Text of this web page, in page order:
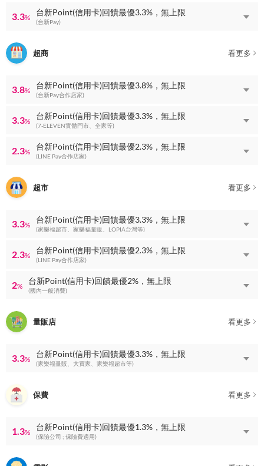
3.3%
台新Point(信用卡)回饋最優3.3%，無上限
(台新Pay)
超商 看更多
3.8%
台新Point(信用卡)回饋最優3.8%，無上限
(台新Pay合作店家)
3.3%
台新Point(信用卡)回饋最優3.3%，無上限
(7-ELEVEN實體門市、全家等)
2.3%
台新Point(信用卡)回饋最優2.3%，無上限
(LINE Pay合作店家)
超市 看更多
3.3%
台新Point(信用卡)回饋最優3.3%，無上限
(家樂福超市、家樂福量販、LOPIA台灣等)
2.3%
台新Point(信用卡)回饋最優2.3%，無上限
(LINE Pay合作店家)
2%
台新Point(信用卡)回饋最優2%，無上限
(國內一般消費)
量販店 看更多
3.3%
台新Point(信用卡)回饋最優3.3%，無上限
(家樂福量販、大買家、家樂福超市等)
保費 看更多
1.3%
台新Point(信用卡)回饋最優1.3%，無上限
(保險公司 ; 保險費適用)